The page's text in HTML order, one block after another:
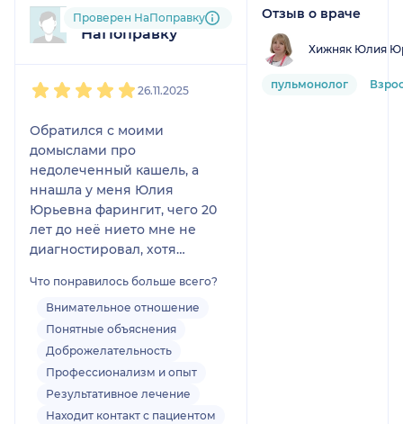
Пользователь
НаПоправку
Проверен НаПоправку
26.11.2025
Обратился с моими
домыслами про
недолеченный кашель, а
ннашла у меня Юлия
Юрьевна фарингит, чего 20
лет до неё нието мне не
диагностировал, хотя
Попрпаляюсь поттхоньку, за
что ей и доктору ЛОР
Нурлаеву огромное спасибо
Что понравилось больше всего?
Внимательное отношение
Понятные объяснения
Доброжелательность
Профессионализм и опыт
Результативное лечение
Находит контакт с пациентом
Отзыв о враче
Хижняк Юлия
пульмонолог